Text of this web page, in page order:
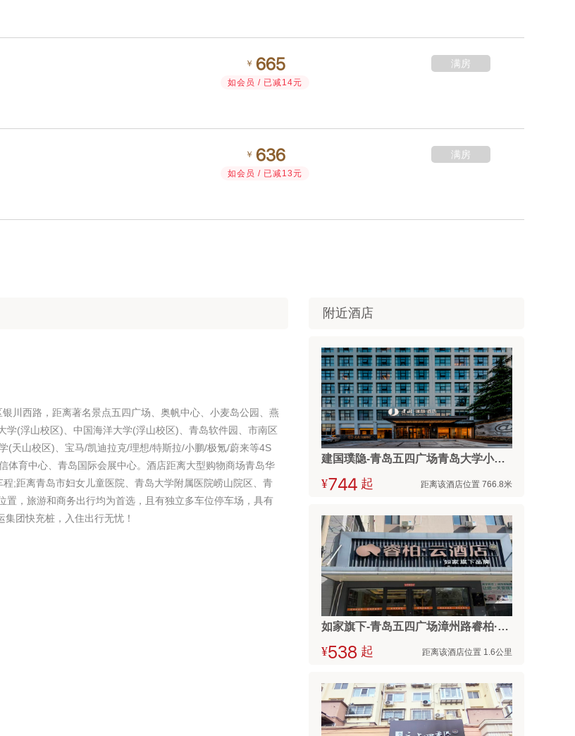
￥ 
如会员 / 已减14元
满房
￥ 
如会员 / 已减13元
满房
川西路，距离著名景点五四广场、奥帆中心、小麦岛公园、燕
学(浮山校区)、中国海洋大学(浮山校区)、青岛软件园、市南区
(天山校区)、宝马/凯迪拉克/理想/特斯拉/小鹏/极氪/蔚来等4S
体育中心、青岛国际会展中心。酒店距离大型购物商场青岛华
;距离青岛市妇女儿童医院、青岛大学附属医院崂山院区、青
，旅游和商务出行均为首选，且有独立多车位停车场，具有
团快充桩，入住出行无忧！
附近酒店
建国璞隐-青岛五四广场青岛大学小麦岛店
¥  起 距离该酒店位置 766.8米
如家旗下-青岛五四广场漳州路睿柏·云酒店
¥ 起 距离该酒店位置 1.6公里